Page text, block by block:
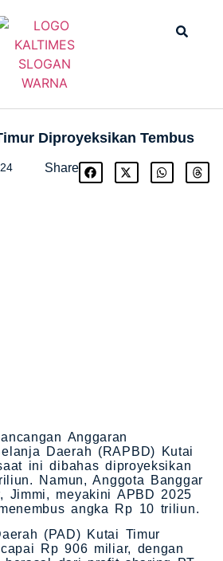
Diproyeksikan Tembus
Share
Anggaran
Daerah (RAPBD) Kutai
ini dibahas diproyeksikan
Namun, Anggota Banggar
Jimmi, meyakini APBD 2025
angka Rp 10 triliun.
(PAD) Kutai Timur
Rp 906 miliar, dengan